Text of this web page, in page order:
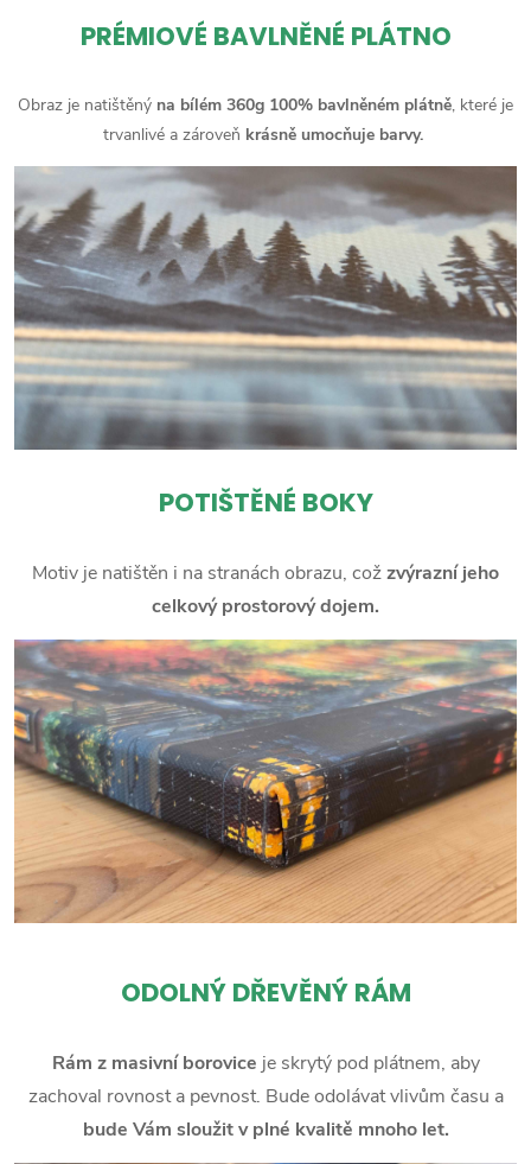
PRÉMIOVÉ BAVLNĚNÉ PLÁTNO
Obraz je natištěný na bílém 360g 100% bavlněném plátně, které je
trvanlivé a zároveň krásně umocňuje barvy.
POTIŠTĚNÉ BOKY
Motiv je natištěn i na stranách obrazu, cožzvýrazní jeho
celkový prostorový dojem.
ODOLNÝ DŘEVĚNÝ RÁM
Rám z masivní borovice je skrytý pod plátnem, aby
zachoval rovnost a pevnost. Bude odolávat vlivům času a
bude Vám sloužit v plné kvalitě mnoho let.